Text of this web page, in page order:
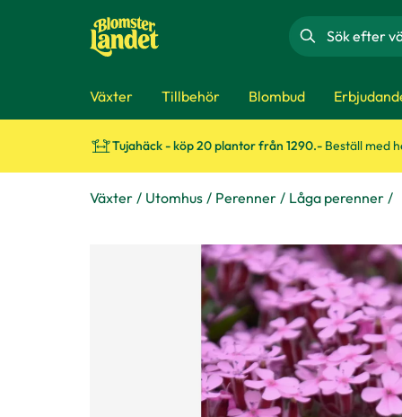
Sök
Växter Tillbehör Blombud
Tujahäck - köp 20 plantor från 1290.- Beställ med
Växter Utomhus Perenner Låga perenner